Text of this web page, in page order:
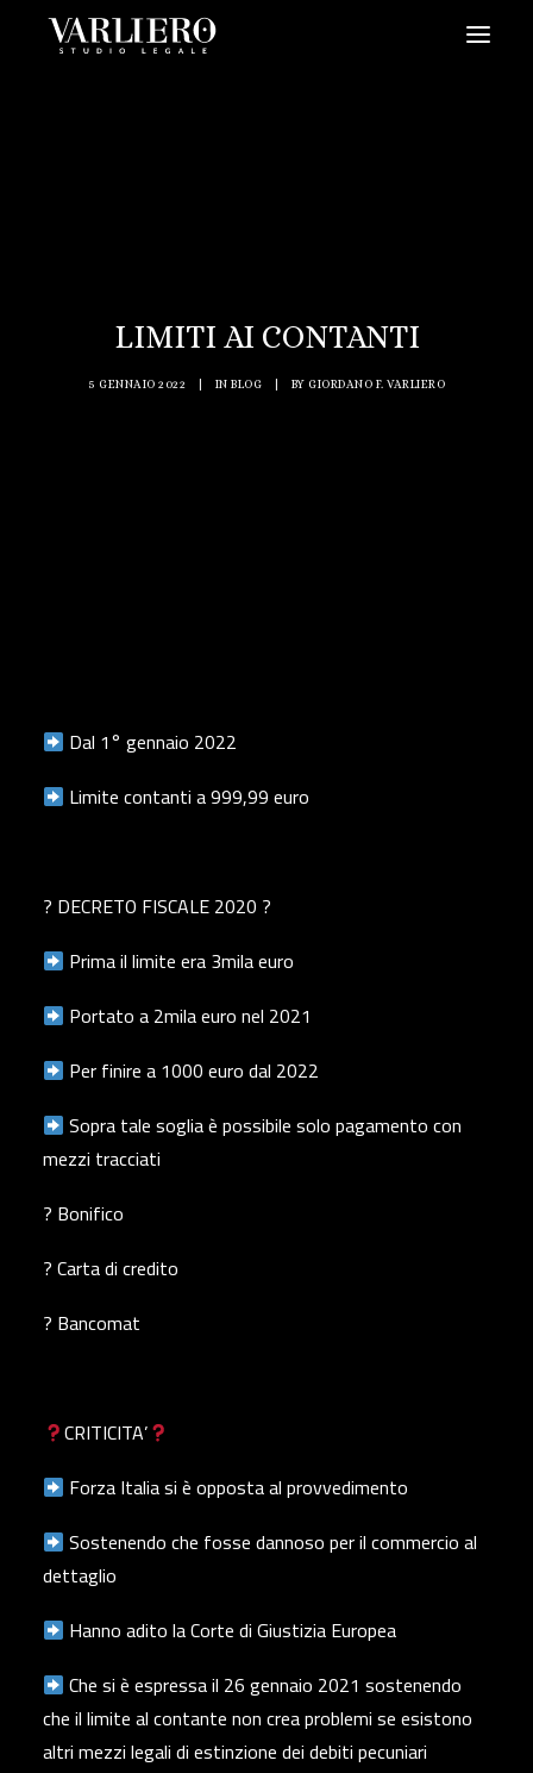
LIMITI AI CONTANTI
5 GENNAIO 2022 IN BLOG BY GIORDANO F. VARLIERO
Dal 1° gennaio 2022
Limite contanti a 999,99 euro
? DECRETO FISCALE 2020 ?
Prima il limite era 3mila euro
Portato a 2mila euro nel 2021
Per finire a 1000 euro dal 2022
Sopra tale soglia è possibile solo pagamento con
mezzi tracciati
? Bonifico
? Carta di credito
? Bancomat
CRITICITA’
Forza Italia si è opposta al provvedimento
Sostenendo che fosse dannoso per il commercio al
dettaglio
Hanno adito la Corte di Giustizia Europea
Che si è espressa il 26 gennaio 2021 sostenendo
che il limite al contante non crea problemi se esistono
altri mezzi legali di estinzione dei debiti pecuniari